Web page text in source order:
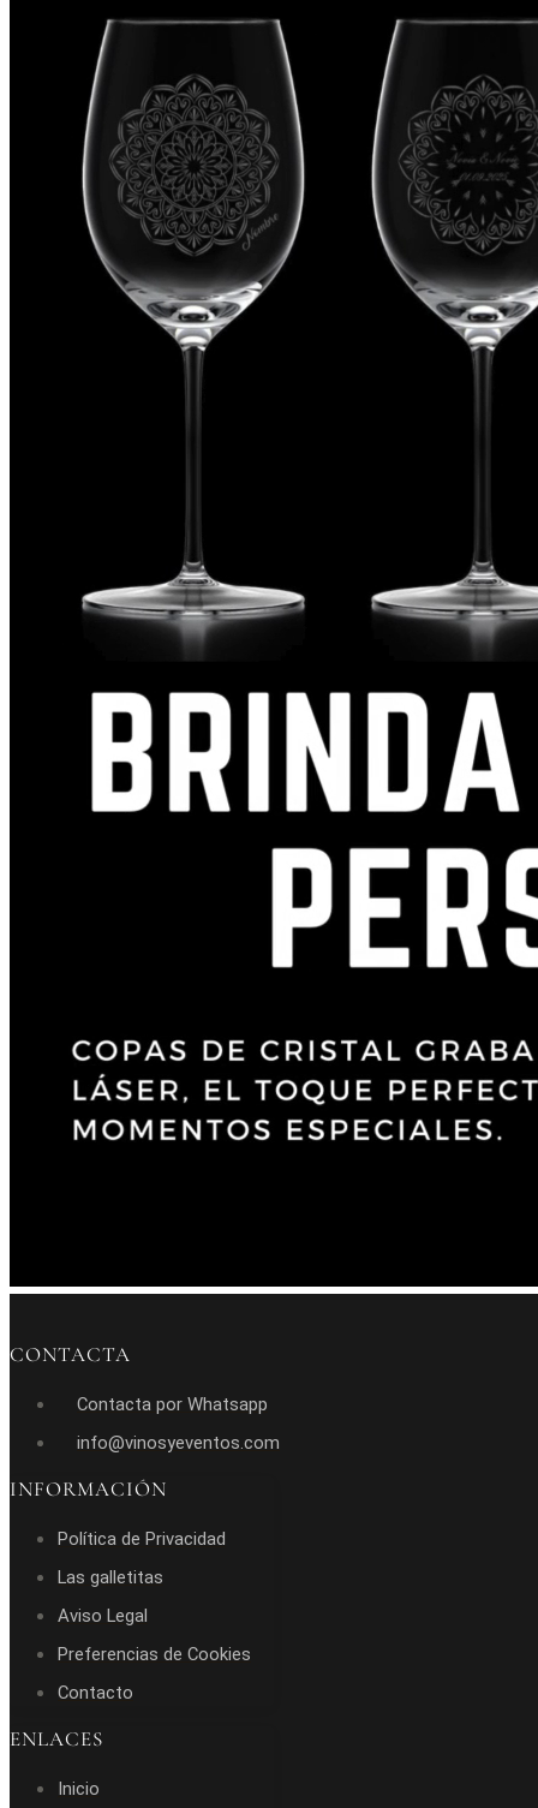
CONTACTA
Contacta por Whatsapp
info@vinosyeventos.com
INFORMACIÓN
Política de Privacidad
Las galletitas
Aviso Legal
Preferencias de Cookies
Contacto
ENLACES
Inicio